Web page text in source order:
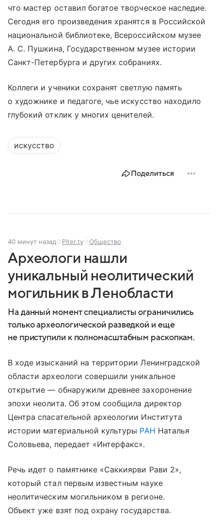
что мастер оставил богатое творческое наследие.
Сегодня его произведения хранятся в Российской
национальной библиотеке, Всероссийском музее
А. С. Пушкина, Государственном музее истории
Санкт-Петербурга и других собраниях.
Коллеги и ученики сохранят светлую память
о художнике и педагоге, чье искусство находило
глубокий отклик у многих ценителей.
искусство
Поделиться
40 минут назад Piter.tv Общество
Археологи нашли
уникальный неолитический
могильник в Ленобласти
На данный момент специалисты ограничились
только археологической разведкой и еще
не приступили к полномасштабным раскопкам.
В ходе изысканий на территории Ленинградской
области археологи совершили уникальное
открытие — обнаружили древнее захоронение
эпохи неолита. Об этом сообщила директор
Центра спасательной археологии Института
истории материальной культуры РАН Наталья
Соловьева, передает «Интерфакс».
Речь идет о памятнике «Саккиярви Рави 2»,
который стал первым известным науке
неолитическим могильником в регионе.
Объект уже взят под охрану государства.